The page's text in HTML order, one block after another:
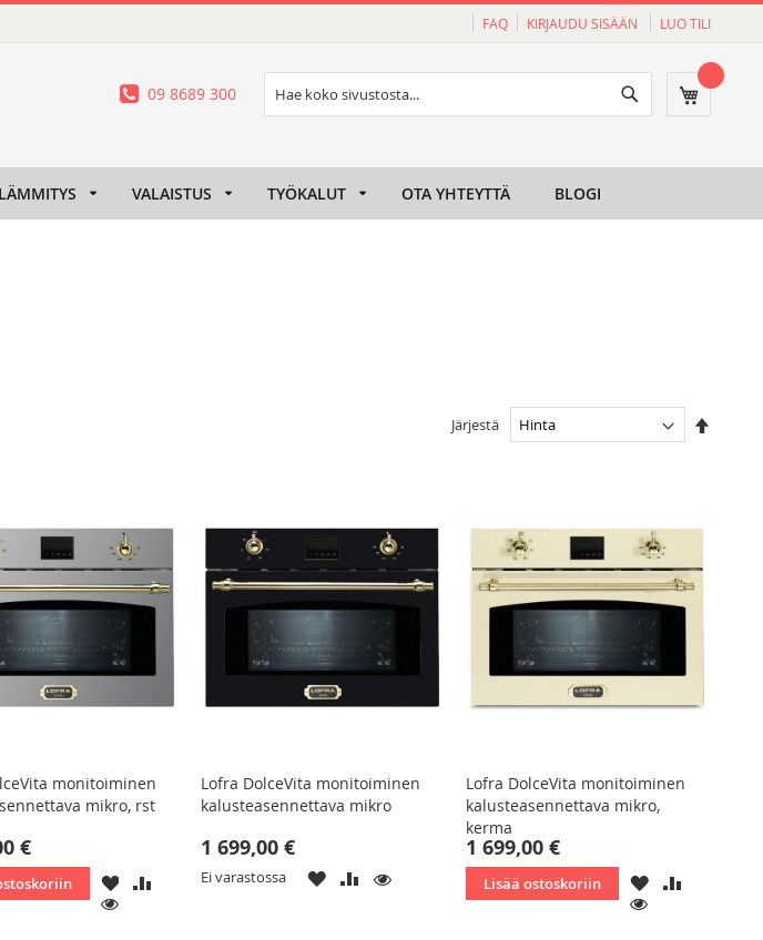
FAQ KIRJAUDU SISÄÄN LUO TILI
Ostoskori
Haku
09 8689 300
LÄMMITYS VALAISTUS TYÖKALUT OTA YHTEYTTÄ BLOGI
Järjestä
monitoiminen
mikro, rst
€
LISÄÄ
TOIVELISTAAN
KATSO
Lofra DolceVita monitoiminen
kalusteasennettava mikro
1 699,00 €
Ei varastossa
LISÄÄLISÄÄKATSO
Lofra DolceVita monitoiminen
kalusteasennettava mikro,
kerma
1 699,00 €
Lisää ostoskoriin
LISÄÄLISÄÄ